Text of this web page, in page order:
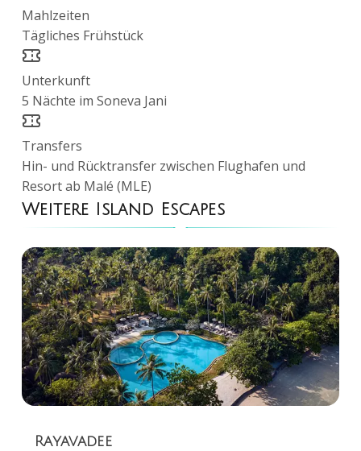
Mahlzeiten
Tägliches Frühstück
Unterkunft
5 Nächte im Soneva Jani
Transfers
Hin- und Rücktransfer zwischen Flughafen und
Resort ab Malé (MLE)
Weitere Island Escapes
Rayavadee